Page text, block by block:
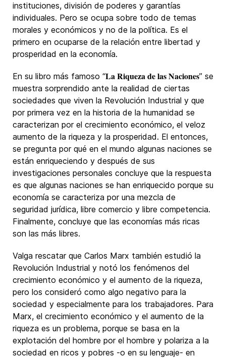
instituciones, división de poderes y garantías
individuales. Pero se ocupa sobre todo de temas
morales y económicos y no de la política. Es el
primero en ocuparse de la relación entre libertad y
prosperidad en la economía.
En su libro más famoso “La Riqueza de las Naciones” se
muestra sorprendido ante la realidad de ciertas
sociedades que viven la Revolución Industrial y que
por primera vez en la historia de la humanidad se
caracterizan por el crecimiento económico, el veloz
aumento de la riqueza y la prosperidad. El entonces,
se pregunta por qué en el mundo algunas naciones se
están enriqueciendo y después de sus
investigaciones personales concluye que la respuesta
es que algunas naciones se han enriquecido porque su
economía se caracteriza por una mezcla de
seguridad jurídica, libre comercio y libre competencia.
Finalmente, concluye que las economías más ricas
son las más libres.
Valga rescatar que Carlos Marx también estudió la
Revolución Industrial y notó los fenómenos del
crecimiento económico y el aumento de la riqueza,
pero los consideró como algo negativo para la
sociedad y especialmente para los trabajadores. Para
Marx, el crecimiento económico y el aumento de la
riqueza es un problema, porque se basa en la
explotación del hombre por el hombre y polariza a la
sociedad en ricos y pobres -o en su lenguaje- en